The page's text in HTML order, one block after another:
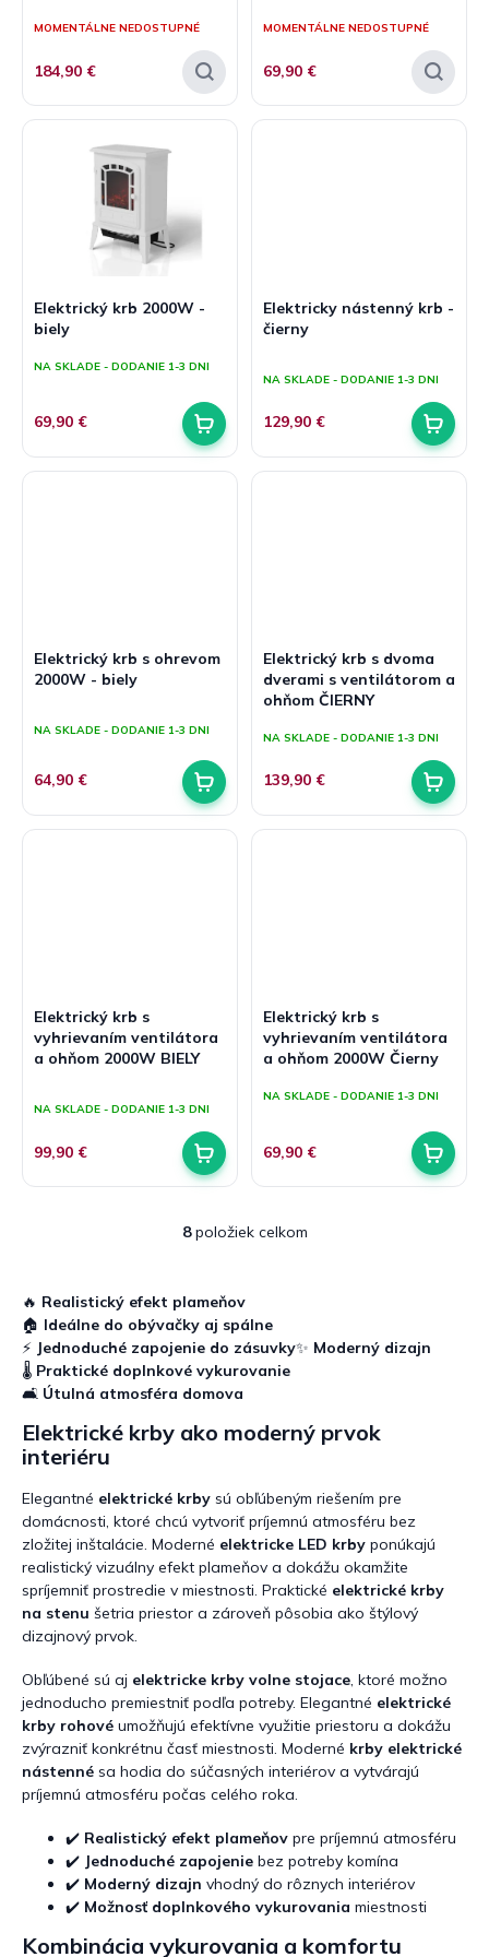
t
v
MOMENTÁLNE NEDOSTUPNÉ
184,90 €
MOMENTÁLNE NEDOSTUPNÉ
69,90 €
Elektrický krb 2000W -
biely
NA SKLADE - DODANIE 1-3 DNI
69,90 €
Elektricky nástenný krb -
čierny
hodnotenie
5,0
5
NA SKLADE - DODANIE 1-3 DNI
129,90 €
Elektrický krb s ohrevom
2000W - biely
hodnotenie
5,0
5
hviezdičiek.
NA SKLADE - DODANIE 1-3 DNI
64,90 €
Elektrický krb s dvoma
dverami s ventilátorom a
ohňom ČIERNY
NA SKLADE - DODANIE 1-3 DNI
139,90 €
Elektrický krb s
vyhrievaním ventilátora
a ohňom 2000W BIELY
hodnotenie
5,0
5
NA SKLADE - DODANIE 1-3 DNI
99,90 €
Elektrický krb s
vyhrievaním ventilátora
a ohňom 2000W Čierny
NA SKLADE - DODANIE 1-3 DNI
69,90 €
O
á
d
a
c
p
r
k
y
v
ý
p
i
s
8položiek celkom
🔥 Realistický efekt plameňov
🏠 Ideálne do obývačky aj spálne
⚡ Jednoduché zapojenie do zásuvky✨ Moderný dizajn
🌡️ Praktické doplnkové vykurovanie
🛋️ Útulná atmosféra domova
Elektrické krby ako moderný prvok
interiéru
Elegantné elektrické krby sú obľúbeným riešením pre
domácnosti, ktoré chcú vytvoriť príjemnú atmosféru bez
zložitej inštalácie. Moderné elektricke LED krby ponúkajú
realistický vizuálny efekt plameňov a dokážu okamžite
spríjemniť prostredie v miestnosti. Praktické elektrické krby
na stenu šetria priestor a zároveň pôsobia ako štýlový
dizajnový prvok.
Obľúbené sú aj elektricke krby volne stojace, ktoré možno
jednoducho premiestniť podľa potreby. Elegantné elektrické
krby rohové umožňujú efektívne využitie priestoru a dokážu
zvýrazniť konkrétnu časť miestnosti. Moderné krby elektrické
nástenné sa hodia do súčasných interiérov a vytvárajú
príjemnú atmosféru počas celého roka.
✔️ Realistický efekt plameňov pre príjemnú atmosféru
✔️ Jednoduché zapojenie bez potreby komína
✔️ Moderný dizajn vhodný do rôznych interiérov
✔️ Možnosť doplnkového vykurovania miestnosti
Kombinácia vykurovania a komfortu